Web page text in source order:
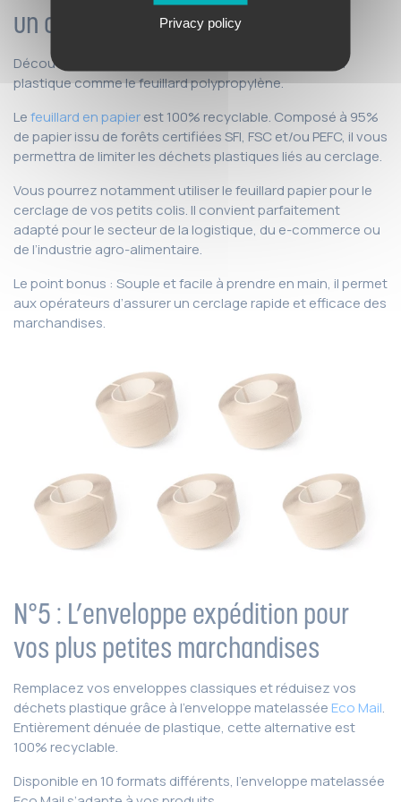
un cerclage efficace
Découvrez une alternative au traditionnel feuillard en
plastique comme le feuillard polypropylène.
Lefeuillard en papierest 100% recyclable. Composé à 95%
de papier issu de forêts certifiées SFI, FSC et/ou PEFC, il vous
permettra de limiter les déchets plastiques liés au cerclage.
Vous pourrez notamment utiliser le feuillard papier pour le
cerclage de vos petits colis. Il convient parfaitement
adapté pour le secteur de la logistique, du e-commerce ou
de l’industrie agro-alimentaire.
Le point bonus : Souple et facile à prendre en main, il permet
aux opérateurs d’assurer un cerclage rapide et efficace des
marchandises.
N°5 : L’enveloppe expédition pour
vos plus petites marchandises
Remplacez vos enveloppes classiques et réduisez vos
déchets plastique grâce à l’enveloppe matelassée Eco Mail.
Entièrement dénuée de plastique, cette alternative est
100% recyclable.
Disponible en 10 formats différents, l’enveloppe matelassée
Privacy policy